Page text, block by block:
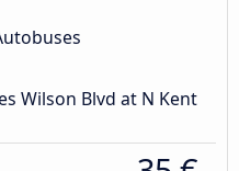
Wilson Blvd at N Kent